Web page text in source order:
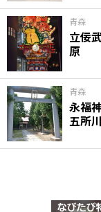
青森
立佞
原
青森
永福
五所